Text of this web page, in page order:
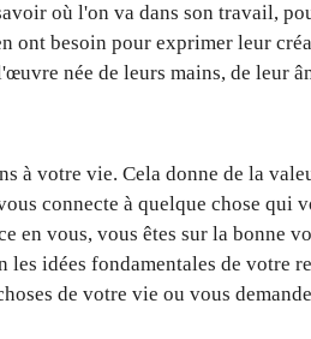
où l'on va dans son travail,
ont besoin pour exprimer leur
née de leurs mains, de leur
à votre vie. Cela donne de la
connecte à quelque chose qui
en vous, vous êtes sur la bonne
idées fondamentales de votre
de votre vie ou vous